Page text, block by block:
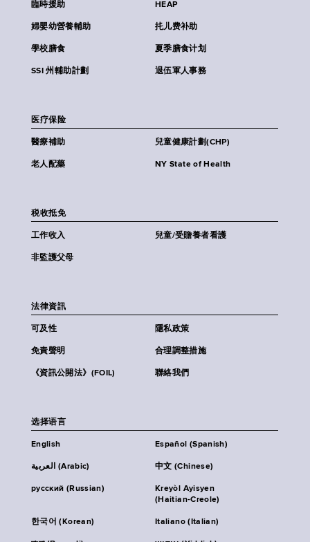
臨時援助 HEAP
婦嬰幼營養輔助 扥儿费补助
學校膳食 夏季膳食计划
SSI 州輔助計劃 退伍軍人事務
医疗保险
醫療補助 兒童健康計劃(CHP)
老人配藥 NY State of Health
税收抵免
工作收入 兒童/受贍養者看護
非監護父母
法律資訊
可及性 隱私政策
免責聲明 合理調整措施
《資訊公開法》(FOIL) 聯絡我們
选择语言
English Español (Spanish)
العربية (Arabic) 中文 (Chinese)
русский (Russian)
Kreyòl Ayisyen
(Haitian-Creole)
한국어 (Korean) Italiano (Italian)